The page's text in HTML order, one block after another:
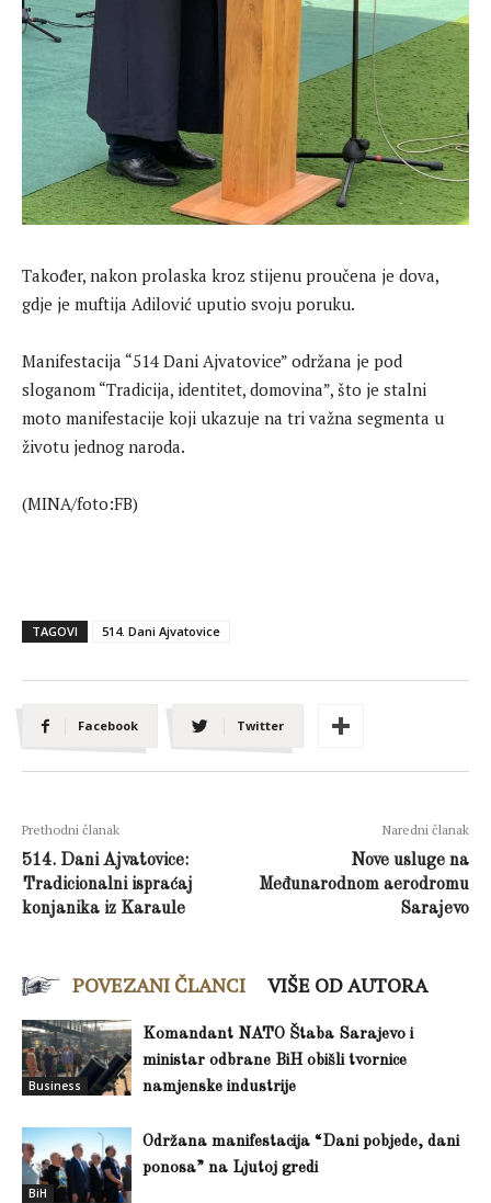
Također, nakon prolaska kroz stijenu proučena je dova,
gdje je muftija Adilović uputio svoju poruku.
Manifestacija “514 Dani Ajvatovice” održana je pod
sloganom “Tradicija, identitet, domovina”, što je stalni
moto manifestacije koji ukazuje na tri važna segmenta u
životu jednog naroda.
(MINA/foto:FB)
TAGOVI 514. Dani Ajvatovice
Facebook Twitter
Prethodni članak
514. Dani Ajvatovice:
Tradicionalni ispraćaj
konjanika iz Karaule
Naredni članak
Nove usluge na
Međunarodnom aerodromu
Sarajevo
POVEZANI ČLANCI VIŠE OD AUTORA
Business
Komandant NATO Štaba Sarajevo i
ministar odbrane BiH obišli tvornice
namjenske industrije
BiH
Održana manifestacija “Dani pobjede, dani
ponosa” na Ljutoj gredi